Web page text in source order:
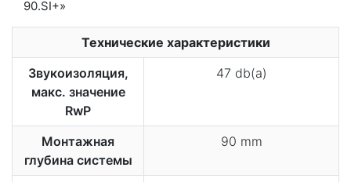
Технические характеристики
Звукоизоляция,
макс. значение
RwP
47 db(a)
Монтажная
глубина системы
90 mm